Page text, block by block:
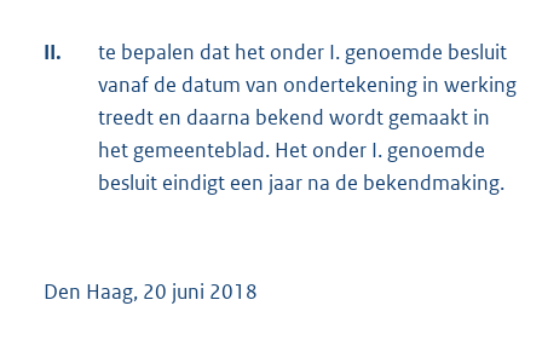
II.
te bepalen dat het onder I. genoemde besluit
vanaf de datum van ondertekening in werking
treedt en daarna bekend wordt gemaakt in
het gemeenteblad. Het onder I. genoemde
besluit eindigt een jaar na de bekendmaking.
Den Haag, 20 juni 2018